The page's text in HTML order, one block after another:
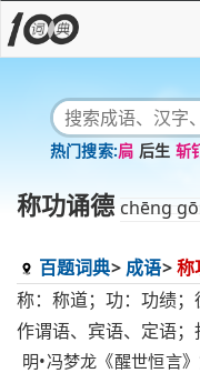
扃 后生 斩
称功诵德 chēng
百题词典 成语 称
称：称道；功：功绩；
作谓语、宾语、定语；
明•冯梦龙《醒世恒言